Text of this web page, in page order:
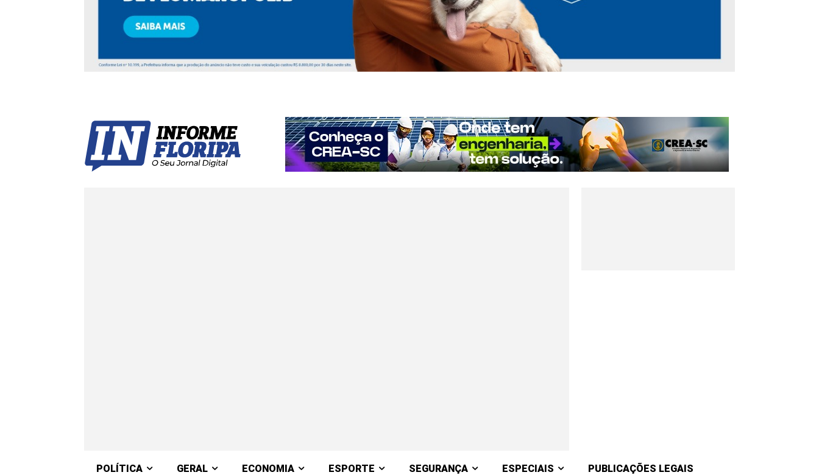
POLÍTICA GERAL ECONOMIA ESPORTE SEGURANÇA ESPECIAIS PUBLICAÇÕES LEGAIS